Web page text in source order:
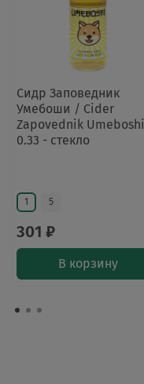
Сидр Заповедник
Умебоши / Cider
Zapovednik Umeboshi
0.33 - стекло
1 5
301 ₽
В корзину